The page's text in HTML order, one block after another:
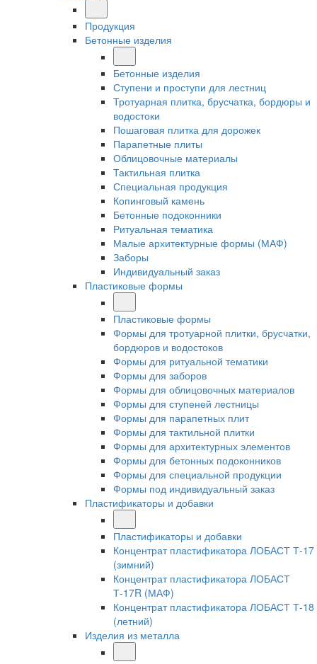
Продукция
Бетонные изделия
Бетонные изделия
Ступени и проступи для лестниц
Тротуарная плитка, брусчатка, бордюры и
водостоки
Пошаговая плитка для дорожек
Парапетные плиты
Облицовочные материалы
Тактильная плитка
Специальная продукция
Копинговый камень
Бетонные подоконники
Ритуальная тематика
Малые архитектурные формы (МАФ)
Заборы
Индивидуальный заказ
Пластиковые формы
Пластиковые формы
Формы для тротуарной плитки, брусчатки,
бордюров и водостоков
Формы для ритуальной тематики
Формы для заборов
Формы для облицовочных материалов
Формы для ступеней лестницы
Формы для парапетных плит
Формы для тактильной плитки
Формы для архитектурных элементов
Формы для бетонных подоконников
Формы для специальной продукции
Формы под индивидуальный заказ
Пластификаторы и добавки
Пластификаторы и добавки
Концентрат пластификатора ЛОБАСТ Т-17
(зимний)
Концентрат пластификатора ЛОБАСТ
Т-17R (МАФ)
Концентрат пластификатора ЛОБАСТ Т-18
(летний)
Изделия из металла